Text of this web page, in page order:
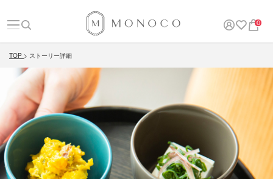
0
TOP ストーリー詳細